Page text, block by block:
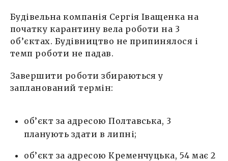
Будівельна компанія Сергія Іващенка на
початку карантину вела роботи на 3
об’єктах. Будівництво не припинялося і
темп роботи не падав.
Завершити роботи збираються у
запланований термін:
об’єкт за адресою Полтавська, 3
планують здати в липні;
об’єкт за адресою Кременчуцька, 54 має 2